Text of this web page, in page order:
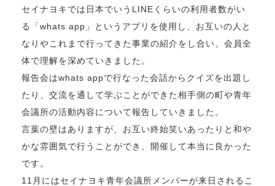
セイナヨキでは日本でいうLINEくらいの利用者数がい
る「whats app」というアプリを使用し、お互いの人と
なりやこれまで行ってきた事業の紹介をし合い、会員全
体で理解を深めていきました。
報告会はwhats appで行なった会話からクイズを出題し
たり、交流を通して学ぶことができた相手側の町や青年
会議所の活動内容について報告していきました。
言葉の壁はありますが、お互い終始笑いあったりと和や
かな雰囲気で行うことができ、開催して本当に良かった
です。
11月にはセイナヨキ青年会議所メンバーが来日されるこ